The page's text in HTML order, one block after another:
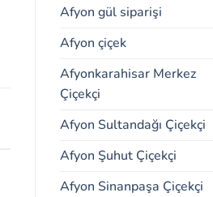
Afyon gül siparişi
Afyon çiçek
Afyonkarahisar Merkez
Çiçekçi
Afyon Sultandağı Çiçekçi
Afyon Şuhut Çiçekçi
Afyon Sinanpaşa Çiçekçi